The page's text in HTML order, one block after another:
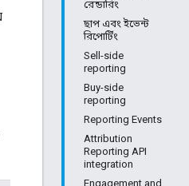
রেন্ডারিং
ছাপ এবং ইভেন্ট
রিপোর্টিং
Sell-side
reporting
Buy-side
reporting
Reporting Events
Attribution
Reporting API
integration
Engagement and